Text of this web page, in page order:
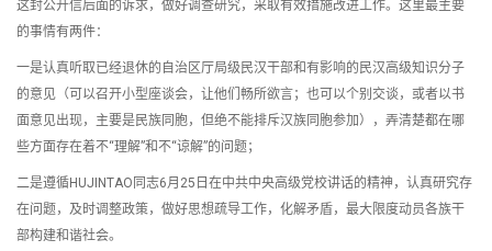
这封公开信后面的诉求，做好调查研究，采取有效措施改进工作。这里最主要
的事情有两件：
一是认真听取已经退休的自治区厅局级民汉干部和有影响的民汉高级知识分子
的意见（可以召开小型座谈会，让他们畅所欲言；也可以个别交谈，或者以书
面意见出现，主要是民族同胞，但绝不能排斥汉族同胞参加），弄清楚都在哪
些方面存在着不“理解”和不“谅解”的问题；
二是遵循HUJINTAO同志6月25日在中共中央高级党校讲话的精神，认真研究存
在问题，及时调整政策，做好思想疏导工作，化解矛盾，最大限度动员各族干
部构建和谐社会。